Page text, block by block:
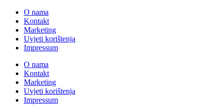
O nama
Kontakt
Marketing
Uvjeti korištenja
Impressum
O nama
Kontakt
Marketing
Uvjeti korištenja
Impressum